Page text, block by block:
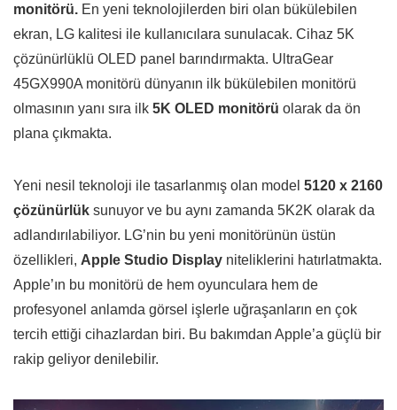
monitörü. En yeni teknolojilerden biri olan bükülebilen
ekran, LG kalitesi ile kullanıcılara sunulacak. Cihaz 5K
çözünürlüklü OLED panel barındırmakta. UltraGear
45GX990A monitörü dünyanın ilk bükülebilen monitörü
olmasının yanı sıra ilk 5K OLED monitörü olarak da ön
plana çıkmakta.
Yeni nesil teknoloji ile tasarlanmış olan model 5120 x 2160
çözünürlük sunuyor ve bu aynı zamanda 5K2K olarak da
adlandırılabiliyor. LG’nin bu yeni monitörünün üstün
özellikleri, Apple Studio Display niteliklerini hatırlatmakta.
Apple’ın bu monitörü de hem oyunculara hem de
profesyonel anlamda görsel işlerle uğraşanların en çok
tercih ettiği cihazlardan biri. Bu bakımdan Apple’a güçlü bir
rakip geliyor denilebilir.